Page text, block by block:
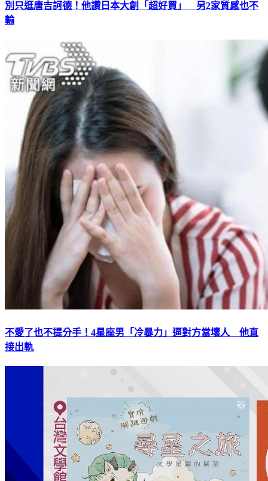
別只逛唐吉訶德！他讚日本大創「超好買」 另2家質感也不
輸
不愛了也不提分手！4星座男「冷暴力」逼對方當壞人 他直
接出軌